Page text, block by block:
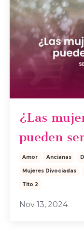
¿Las
pueden
Amor Ancianas
Mujeres Divociadas
Tito 2
Nov 13, 2024